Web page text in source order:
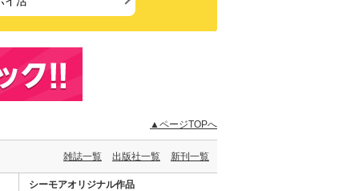
▲ページTOPへ
雑誌一覧 出版社一覧 新刊一覧
シーモアオリジナル作品